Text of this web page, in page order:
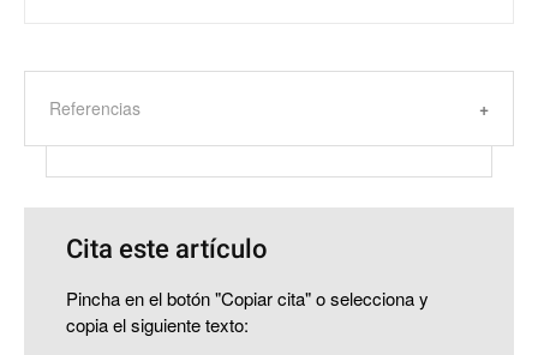
Referencias
Cita este artículo
Pincha en el botón "Copiar cita" o selecciona y
copia el siguiente texto: